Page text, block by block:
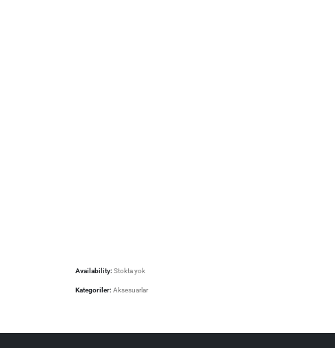
Availability: Stokta yok
Kategoriler: Aksesuarlar